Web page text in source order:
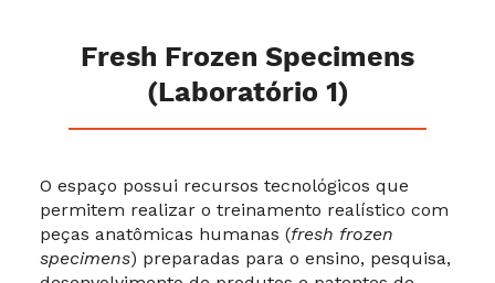
Fresh Frozen Specimens
(Laboratório 1)
O espaço possui recursos tecnológicos que
permitem realizar o treinamento realístico com
peças anatômicas humanas (fresh frozen
specimens) preparadas para o ensino, pesquisa,